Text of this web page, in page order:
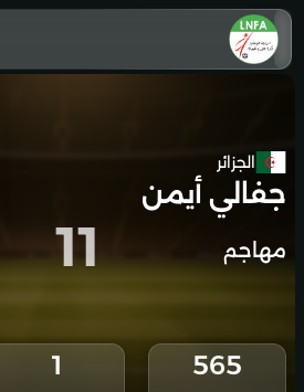
الجزائر
جفالي أيمن
مهاجم 11
565
1